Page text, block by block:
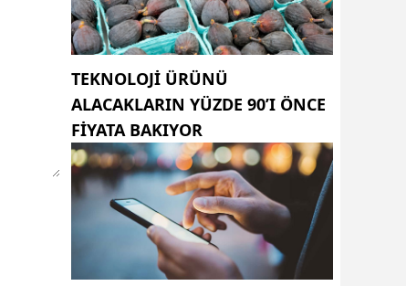
TEKNOLOJI ÜRÜNÜ
ALACAKLARIN YÜZDE 90’I ÖNCE
FIYATA BAKIYOR